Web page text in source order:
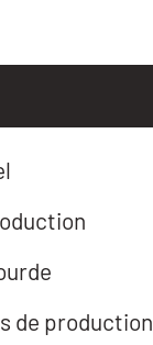
de production